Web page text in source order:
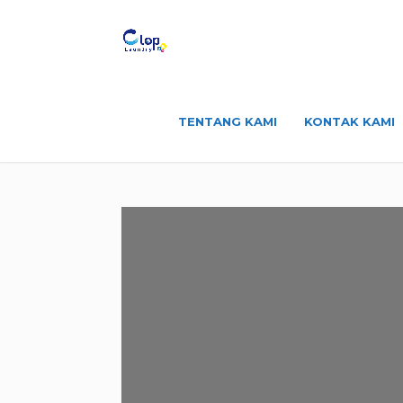
TENTANG KAMI KONTAK KAMI